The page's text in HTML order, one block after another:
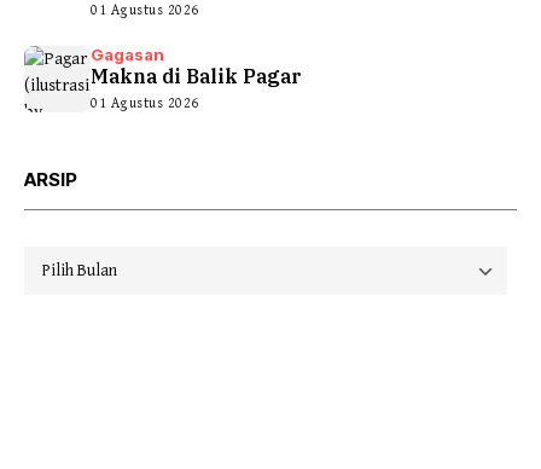
01 Agustus 2026
Gagasan
Makna di Balik Pagar
01 Agustus 2026
ARSIP
Arsip